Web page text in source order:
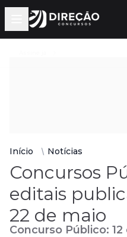
Open main menu
Início Notícias
Concursos
editais
22 de maio
Concurso Público: